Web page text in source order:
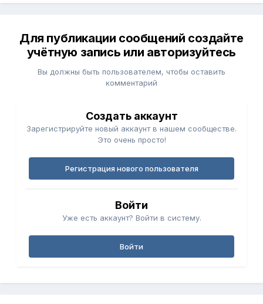
Для публикации сообщений создайте
учётную запись или авторизуйтесь
Вы должны быть пользователем, чтобы оставить
комментарий
Создать аккаунт
Зарегистрируйте новый аккаунт в нашем сообществе.
Это очень просто!
Регистрация нового пользователя
Войти
Уже есть аккаунт? Войти в систему.
Войти